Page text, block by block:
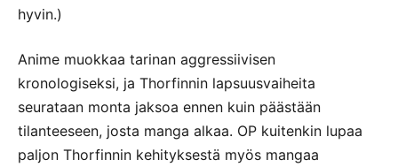
hyvin.)
Anime muokkaa tarinan aggressiivisen
kronologiseksi, ja Thorfinnin lapsuusvaiheita
seurataan monta jaksoa ennen kuin päästään
tilanteeseen, josta manga alkaa. OP kuitenkin lupaa
paljon Thorfinnin kehityksestä myös mangaa